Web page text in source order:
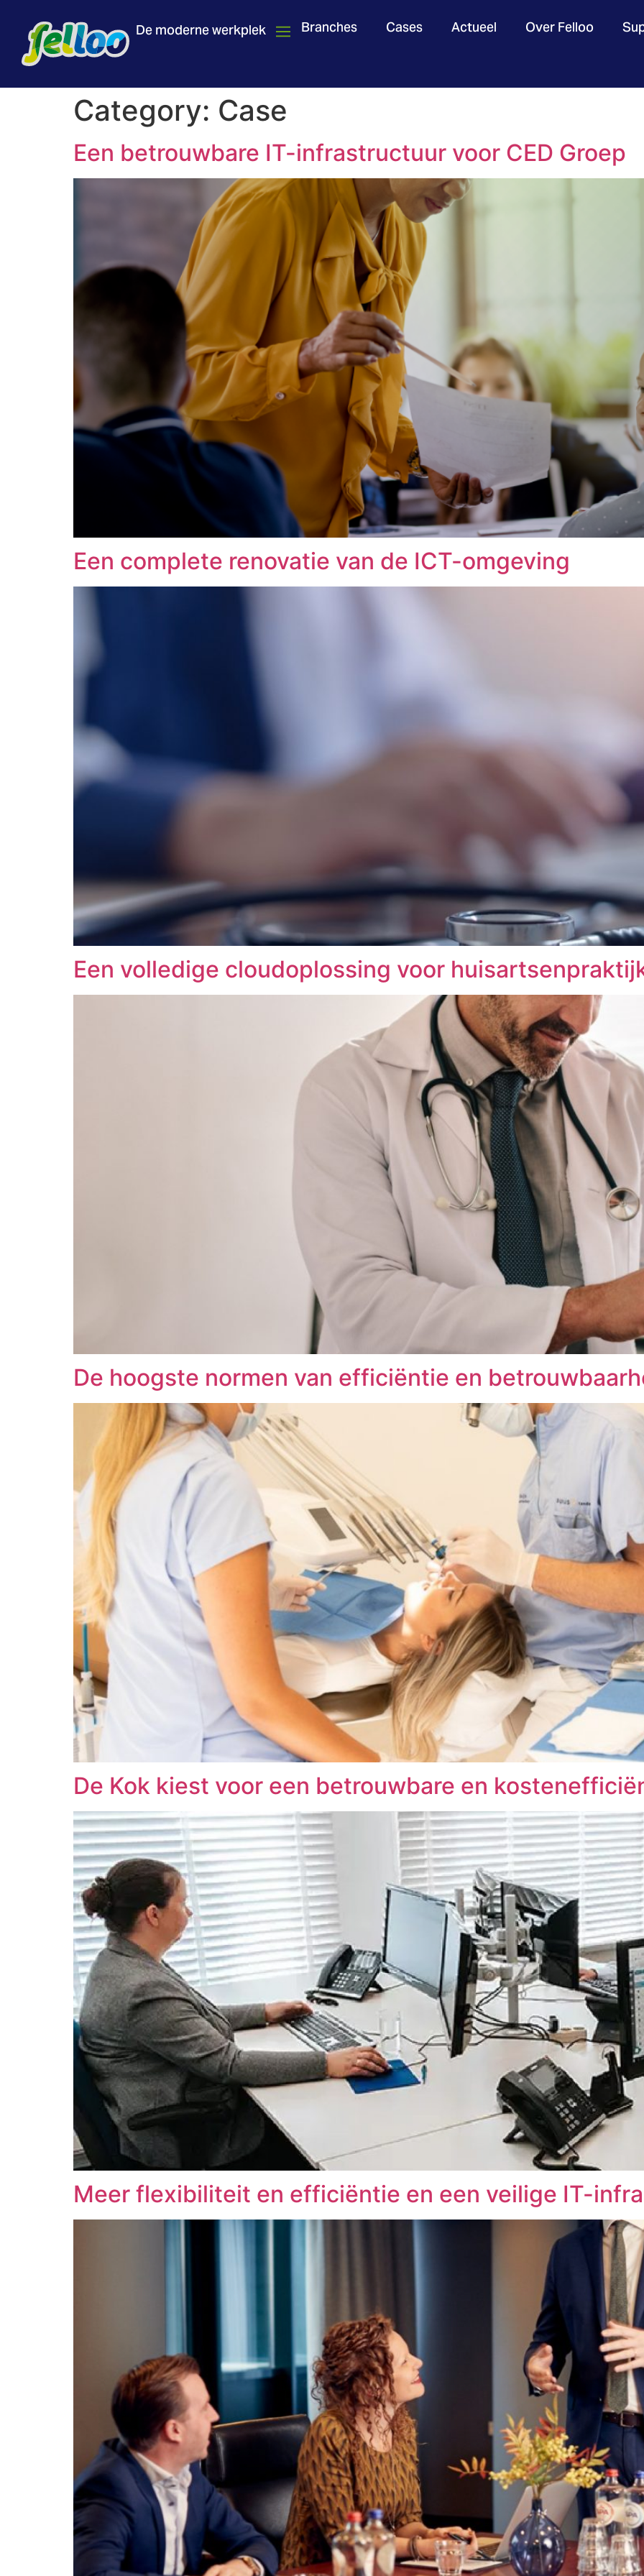
De moderne werkplek Branches Cases Actueel Over Felloo
Category: Case
Een betrouwbare IT-infrastructuur voor CED Groep
Een complete renovatie van de ICT-omgeving
Een volledige cloudoplossing voor
De hoogste normen van efficiëntie en
De Kok kiest voor een betrouwbare en
Meer flexibiliteit en efficiëntie en een veilige IT-